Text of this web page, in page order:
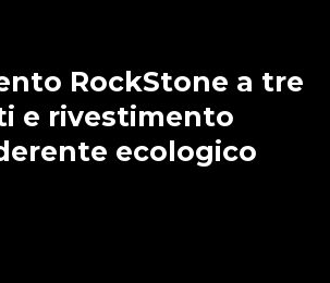
e rivestimento
ecologico